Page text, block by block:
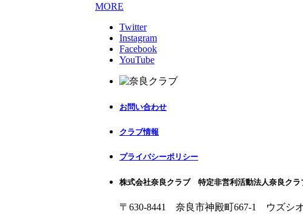
MORE
Twitter
Instagram
Facebook
YouTube
お問い合わせ
クラブ情報
プライバシーポリシー
株式会社奈良クラブ 特定非営利活動法人奈良クラ
〒630-8441 奈良市神殿町667-1
ウズシ